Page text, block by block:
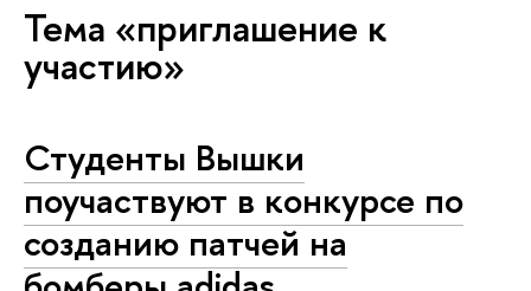
Тема «приглашение к
участию»
Студенты Вышки
поучаствуют в конкурсе по
созданию патчей на